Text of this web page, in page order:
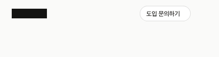
도입 문의하기